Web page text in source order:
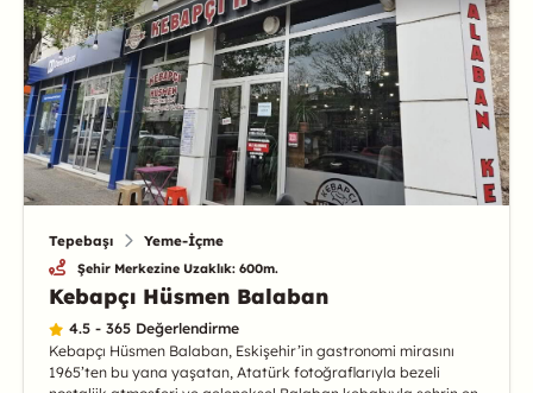
Tepebaşı Yeme-İçme
Şehir Merkezine Uzaklık: 600m.
Kebapçı Hüsmen Balaban
4.5 - 365 Değerlendirme
Kebapçı Hüsmen Balaban, Eskişehir’in gastronomi mirasını
1965’ten bu yana yaşatan, Atatürk fotoğraflarıyla bezeli